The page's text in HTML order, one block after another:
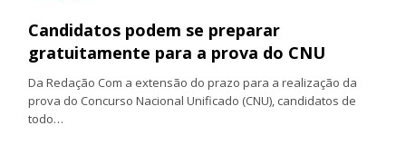
Candidatos podem se preparar
gratuitamente para a prova do CNU
Da Redação Com a extensão do prazo para a realização da
prova do Concurso Nacional Unificado (CNU), candidatos de
todo…